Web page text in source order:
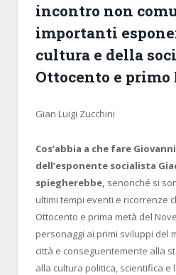
incontro non
importanti
cultura e della
Ottocento e primo
Gian Luigi Zucchini
Cos’abbia a che fare
dell’esponente socialista
spiegherebbe, senonché si
ultimi tempi eventi e ricorrenze
Ottocento e prima metà del
personaggi ai primi sviluppi del
città e conseguentemente alla
alla cultura politica, scientifica e